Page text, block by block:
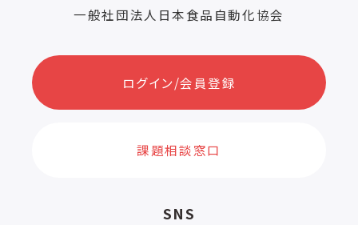
一般社団法人日本食品自動化協会
ログイン/会員登録
課題相談窓口
SNS